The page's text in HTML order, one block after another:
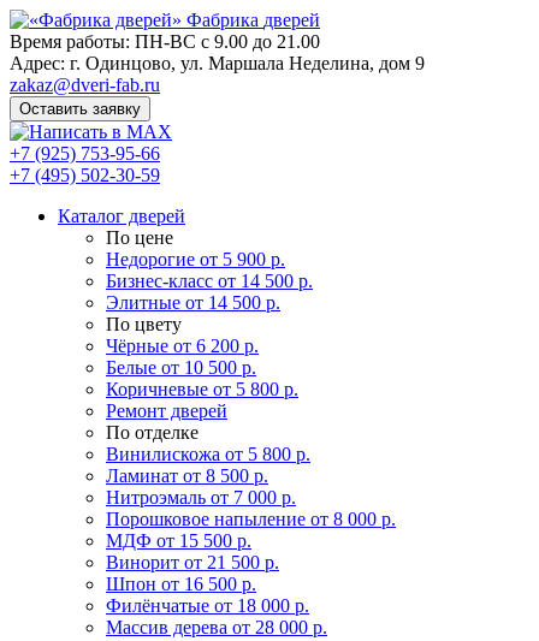
Фабрика дверей
Время работы: ПН-ВС с 9.00 до 21.00
Адрес: г. Одинцово, ул. Маршала Неделина, дом 9
zakaz@dveri-fab.ru
Оставить заявку
+7 (925) 753-95-66
+7 (495) 502-30-59
Каталог дверей
По цене
Недорогие от 5 900 р.
Бизнес-класс от 14 500 р.
Элитные от 14 500 р.
По цвету
Чёрные от 6 200 р.
Белые от 10 500 р.
Коричневые от 5 800 р.
Ремонт дверей
По отделке
Винилискожа от 5 800 р.
Ламинат от 8 500 р.
Нитроэмаль от 7 000 р.
Порошковое напыление от 8 000 р.
МДФ от 15 500 р.
Винорит от 21 500 р.
Шпон от 16 500 р.
Филёнчатые от 18 000 р.
Массив дерева от 28 000 р.